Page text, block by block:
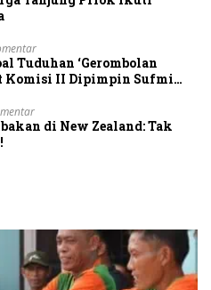
Tuduhan ‘Gerombolan
Komisi II Dipimpin Sufmi
di New Zealand: Tak